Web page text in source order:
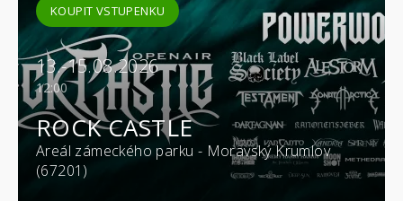
KOUPIT VSTUPENKU
13.-15.08.2026
12:00
ROCK CASTLE
Areál zámeckého parku - Moravský Krumlov
(67201)